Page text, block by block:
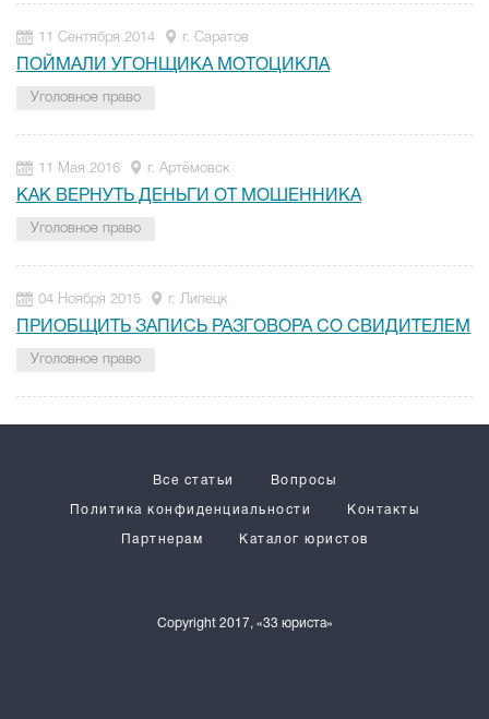
11 Сентября 2014 г. Саратов
ПОЙМАЛИ УГОНЩИКА МОТОЦИКЛА
Уголовное право
11 Мая 2016 г. Артёмовск
КАК ВЕРНУТЬ ДЕНЬГИ ОТ МОШЕННИКА
Уголовное право
04 Ноября 2015 г. Липецк
ПРИОБЩИТЬ ЗАПИСЬ РАЗГОВОРА СО СВИДИТЕЛЕМ
Уголовное право
Copyright 2017, «33 юриста»
Все статьи Вопросы
Политика конфиденциальности Контакты
Партнерам Каталог юристов